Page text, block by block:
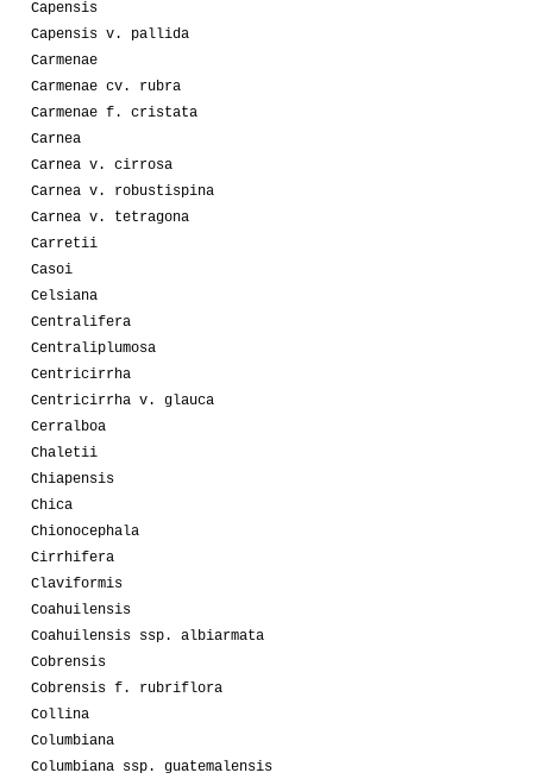
Capensis
Capensis v. pallida
Carmenae
Carmenae cv. rubra
Carmenae f. cristata
Carnea
Carnea v. cirrosa
Carnea v. robustispina
Carnea v. tetragona
Carretii
Casoi
Celsiana
Centralifera
Centraliplumosa
Centricirrha
Centricirrha v. glauca
Cerralboa
Chaletii
Chiapensis
Chica
Chionocephala
Cirrhifera
Claviformis
Coahuilensis
Coahuilensis ssp. albiarmata
Cobrensis
Cobrensis f. rubriflora
Collina
Columbiana
Columbiana ssp. guatemalensis